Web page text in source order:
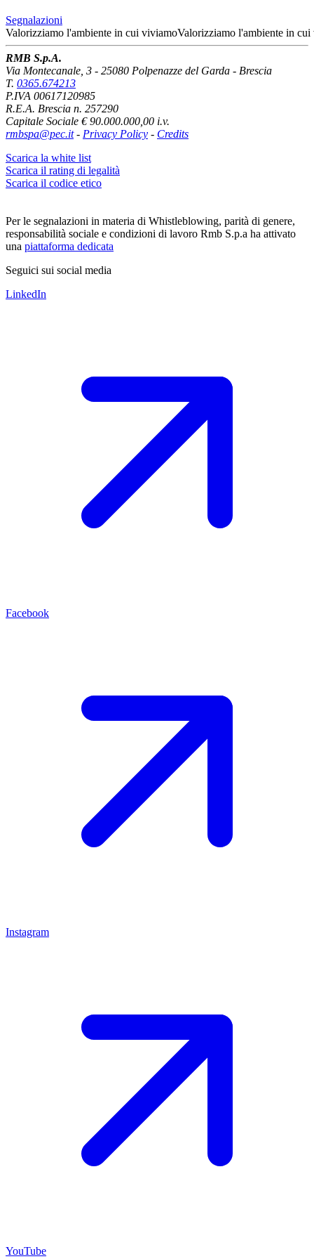
Segnalazioni
Valorizziamo l'ambiente in cui viviamoValorizziamo l'ambiente in cui
RMB S.p.A.
Via Montecanale, 3 - 25080 Polpenazze del Garda - Brescia
T. 0365.674213
P.IVA 00617120985
R.E.A. Brescia n. 257290
Capitale Sociale € 90.000.000,00 i.v.
rmbspa@pec.it- Privacy Policy - Credits
Scarica la white list
Scarica il rating di legalità
Scarica il codice etico
Per le segnalazioni in materia di Whistleblowing, parità di genere,
responsabilità sociale e condizioni di lavoro Rmb S.p.a ha attivato
una piattaforma dedicata
Seguici sui social media
LinkedIn
Facebook
Instagram
YouTube